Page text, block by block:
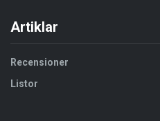
Artiklar
Recensioner
Listor